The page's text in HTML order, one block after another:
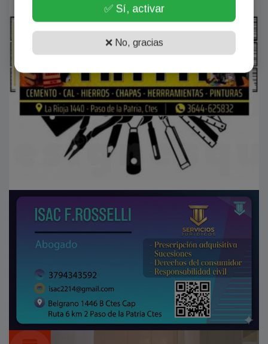
✅ Sí, activar
❌ No, gracias